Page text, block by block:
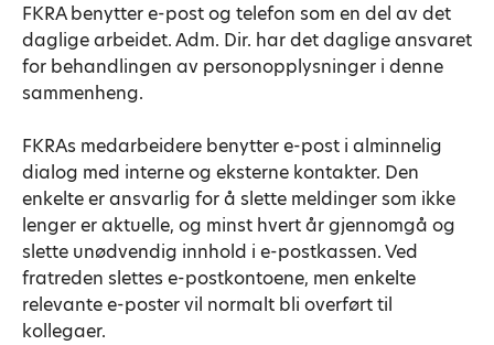
FKRA benytter e-post og telefon som en del av det
daglige arbeidet. Adm. Dir. har det daglige ansvaret
for behandlingen av personopplysninger i denne
sammenheng.
FKRAs medarbeidere benytter e-post i alminnelig
dialog med interne og eksterne kontakter. Den
enkelte er ansvarlig for å slette meldinger som ikke
lenger er aktuelle, og minst hvert år gjennomgå og
slette unødvendig innhold i e-postkassen. Ved
fratreden slettes e-postkontoene, men enkelte
relevante e-poster vil normalt bli overført til
kollegaer.